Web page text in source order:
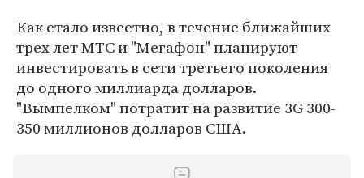
Как стало известно, в течение ближайших
трех лет МТС и "Мегафон" планируют
инвестировать в сети третьего поколения
до одного миллиарда долларов.
"Вымпелком" потратит на развитие 3G 300-
350 миллионов долларов США.